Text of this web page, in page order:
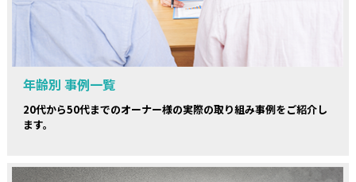
年齢別 事例一覧
20代から50代までのオーナー様の実際の取り組み事例をご紹介し
ます。